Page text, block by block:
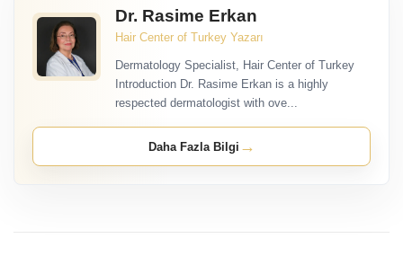
Dr. Rasime Erkan
Hair Center of Turkey Yazarı
Dermatology Specialist, Hair Center of Turkey
Introduction Dr. Rasime Erkan is a highly
respected dermatologist with ove...
Daha Fazla Bilgi →